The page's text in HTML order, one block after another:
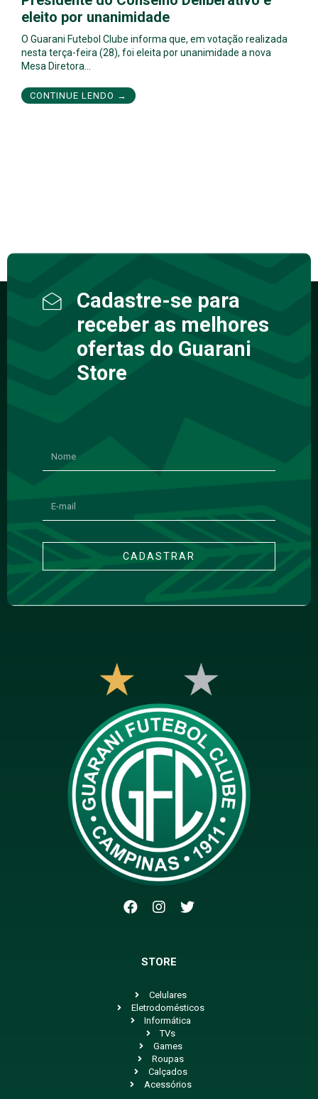
eleito por unanimidade
O Guarani Futebol Clube informa que, em votação realizada
nesta terça-feira (28), foi eleita por unanimidade a nova
Mesa Diretora…
CONTINUE LENDO →
Cadastre-se para
receber as melhores
ofertas do Guarani
Store
CADASTRAR
STORE
Celulares
Eletrodomésticos
Informática
TVs
Games
Roupas
Calçados
Acessórios